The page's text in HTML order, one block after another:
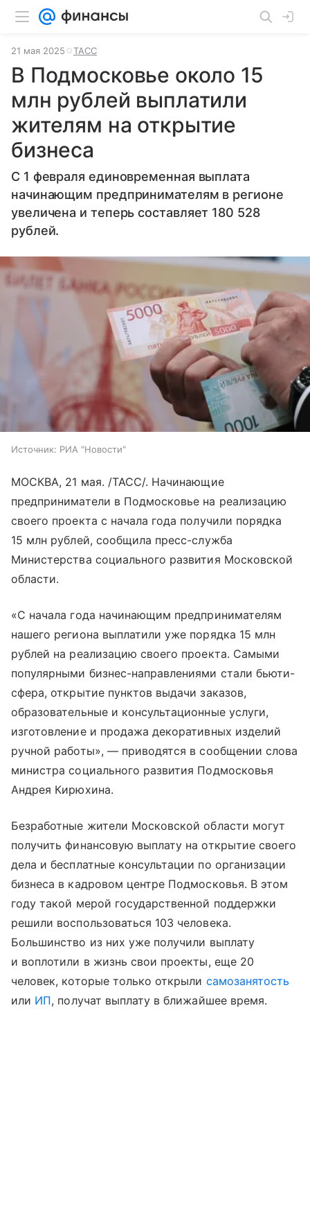
21 мая 2025 ТАСС
В Подмосковье около 15
млн рублей выплатили
жителям на открытие
бизнеса
С 1 февраля единовременная выплата
начинающим предпринимателям в регионе
увеличена и теперь составляет 180 528
рублей.
Источник: РИА "Новости"
МОСКВА, 21 мая. /ТАСС/. Начинающие
предприниматели в Подмосковье на реализацию
своего проекта с начала года получили порядка
15 млн рублей, сообщила пресс-служба
Министерства социального развития Московской
области.
«С начала года начинающим предпринимателям
нашего региона выплатили уже порядка 15 млн
рублей на реализацию своего проекта. Самыми
популярными бизнес-направлениями стали бьюти-
сфера, открытие пунктов выдачи заказов,
образовательные и консультационные услуги,
изготовление и продажа декоративных изделий
ручной работы», — приводятся в сообщении слова
министра социального развития Подмосковья
Андрея Кирюхина.
Безработные жители Московской области могут
получить финансовую выплату на открытие своего
дела и бесплатные консультации по организации
бизнеса в кадровом центре Подмосковья. В этом
году такой мерой государственной поддержки
решили воспользоваться 103 человека.
Большинство из них уже получили выплату
и воплотили в жизнь свои проекты, еще 20
человек, которые только открыли самозанятость
или ИП, получат выплату в ближайшее время.